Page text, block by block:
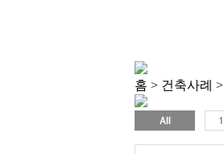
홈 > 건축사례 >